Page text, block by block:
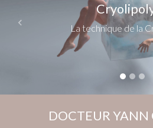
La technique de la
Previous
DOCTEUR YANN